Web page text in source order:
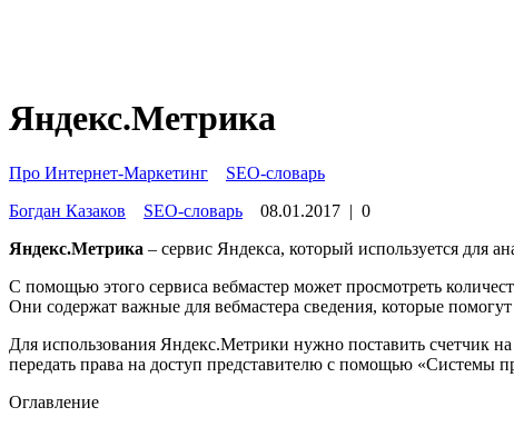
Яндекс.Метрика
Про Интернет-Маркетинг
SEO-словарь
Богдан Казаков
SEO-словарь 08.01.2017 | 0
Яндекс.Метрика – сервис Яндекса, который используется для
С помощью этого сервиса вебмастер может просмотреть
Они содержат важные для вебмастера сведения, которые
Для использования Яндекс.Метрики нужно поставить счетчик
передать права на доступ представителю с помощью «Системы
Оглавление